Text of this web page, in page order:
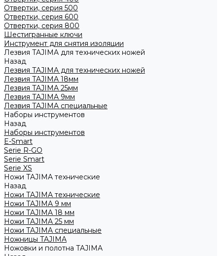
Отвертки, серия 500
Отвертки, серия 600
Отвертки, серия 800
Шестигранные ключи
Инструмент для снятия изоляции
Лезвия TAJIMA для технических ножей
Назад
Лезвия TAJIMA для технических ножей
Лезвия TAJIMA 18мм
Лезвия TAJIMA 25мм
Лезвия TAJIMA 9мм
Лезвия TAJIMA специальные
Наборы инструментов
Назад
Наборы инструментов
E-Smart
Serie R-GO
Serie Smart
Serie XS
Ножи TAJIMA технические
Назад
Ножи TAJIMA технические
Ножи TAJIMA 9 мм
Ножи TAJIMA 18 мм
Ножи TAJIMA 25 мм
Ножи TAJIMA специальные
Ножницы TAJIMA
Ножовки и полотна TAJIMA